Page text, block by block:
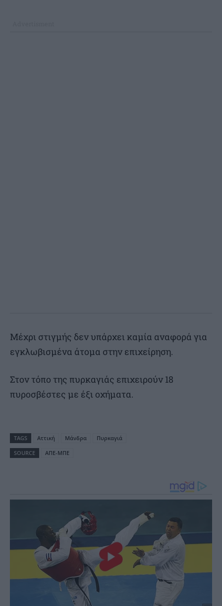
Μέχρι στιγμής δεν υπάρχει καμία αναφορά για
εγκλωβισμένα άτομα στην επιχείρηση.
Στον τόπο της πυρκαγιάς επιχειρούν 18
πυροσβέστες με έξι οχήματα.
TAGS Αττική Μάνδρα
Πυρκαγιά
SOURCE
ΑΠΕ-ΜΠΕ